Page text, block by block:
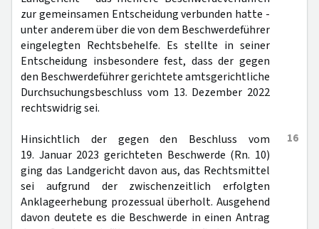
zur gemeinsamen Entscheidung verbunden hatte -
unter anderem über die von dem Beschwerdeführer
eingelegten Rechtsbehelfe. Es stellte in seiner
Entscheidung insbesondere fest, dass der gegen
den Beschwerdeführer gerichtete amtsgerichtliche
Durchsuchungsbeschluss vom 13. Dezember 2022
rechtswidrig sei.
16
Hinsichtlich der gegen den Beschluss vom
19. Januar 2023 gerichteten Beschwerde (Rn. 10)
ging das Landgericht davon aus, das Rechtsmittel
sei aufgrund der zwischenzeitlich erfolgten
Anklageerhebung prozessual überholt. Ausgehend
davon deutete es die Beschwerde in einen Antrag